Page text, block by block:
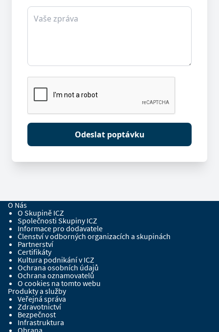
Vaše zpráva
Odeslat poptávku
O Nás
O Skupině ICZ
Společnosti Skupiny ICZ
Informace pro dodavatele
Členství v odborných organizacích a skupinách
Partnerství
Certifikáty
Kultura podnikání v ICZ
Ochrana osobních údajů
Ochrana oznamovatelů
O cookies na tomto webu
Produkty a služby
Veřejná správa
Zdravotnictví
Bezpečnost
Infrastruktura
Obrana